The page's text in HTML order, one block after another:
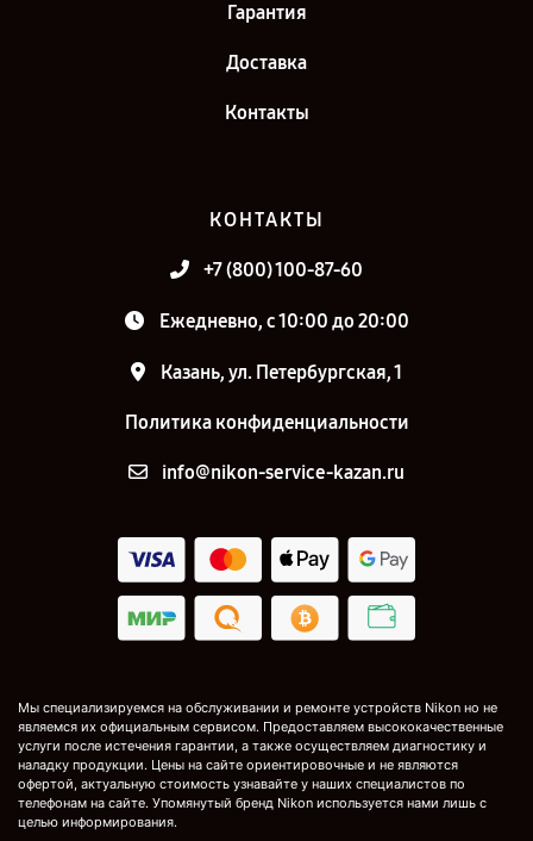
Гарантия
Доставка
Контакты
КОНТАКТЫ
+7 (800) 100-87-60
Ежедневно, с 10:00 до 20:00
Казань, ул. Петербургская, 1
Политика конфиденциальности
info@nikon-service-kazan.ru
Мы специализируемся на обслуживании и ремонте устройств Nikon но не
являемся их официальным сервисом. Предоставляем высококачественные
услуги после истечения гарантии, а также осуществляем диагностику и
наладку продукции. Цены на сайте ориентировочные и не являются
офертой, актуальную стоимость узнавайте у наших специалистов по
телефонам на сайте. Упомянутый бренд Nikon используется нами лишь с
целью информирования.